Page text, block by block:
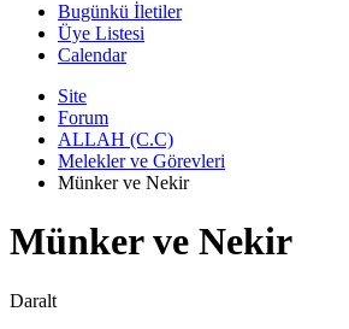
Bugünkü İletiler
Üye Listesi
Calendar
Site
Forum
ALLAH (C.C)
Melekler ve Görevleri
Münker ve Nekir
Münker ve Nekir
Daralt